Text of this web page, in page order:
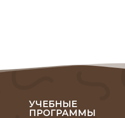
УЧЕБНЫЕ
ПРОГРАММЫ